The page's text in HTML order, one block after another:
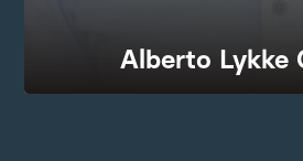
Alberto Lykke